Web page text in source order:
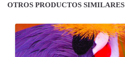
OTROS PRODUCTOS SIMILARES